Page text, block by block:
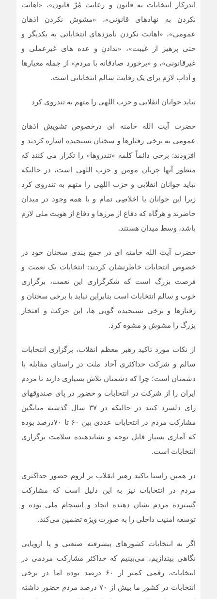
اندرکار انتخابات به قانون و رعایت مُرّ قانون»، «اهانت
نکردن به نهادهای قانونی»، «مشوش نکردن اذهان
عمومی»، «اهانت نکردن نامزدهای انتخاباتی به یکدیگر و
حتی پرهیز از غیبت»، «ندادنِ و عده های غیرعملی و
غیرقانونی»، و «برخورد صادقانه با مردم» از جمله معیارها
و آداب لازم برای یک رقابت سالم انتخاباتی است.
نباید جوانان انقلابی و حزب اللهی را متهم به تندروی کرد
حضرت آیت الله خامنه ای درخصوص تشویش اذهان
عمومی به برخی رفتارها و سخنان نسنجیده اشاره کردند و
افزودند: برخی دائماً کلمه «تندروها» را تکرار می کنند که
منظور آنها جریان مومن و حزب اللهی است، در حالیکه
نباید جوانان انقلابی و حزب اللهی را متهم به تندروی کرد
زیرا این جوانان با اخلاصِی تمام و با همه وجود در میدان
حاضرند و هرگاه که دفاع از مرزها و دفاع از هویت ملی لازم
باشد، وسط میدان هستند.
حضرت آیت الله خامنه ای در جمع بندی سخنان خود در
خصوص انتخابات خاطرنشان کردند: انتخابات یک نعمت و
فرصت بزرگ است که شکرگزاری این نعمت، برگزاری
خوب و سالم انتخابات است بنابراین نباید با برخی سخنان و
رفتارها و برخی نسنجیده گویی ها، این حرکت و افتخار
بزرگ را مشوش و مشوه کرد.
از نکات مورد تاکید رهبر معظم انقلاب، برگزاری انتخابات
سالم و شرکت حداکثری آحاد ملت در راستای مقابله با
دشمنان است؛ چرا که دشمنان تلاش بسیاری دارند تا مردم
ایران را از شرکت در انتخابات و حضور در پای صندوقهای
رای دلسرد کنند در حالیکه در ۳۷ سال گذشته میانگین
مشارکت مردم در انتخابات عددی بین ۶۰ تا ۷۰درصد بوده
که آماری بسیار قابل توجه و نشاندهنده سلامت برگزاری
انتخابات است.
در همین راستا تاکید رهبر انقلاب بر لزوم حضور حداکثری
مردم در انتخابات نیز به این دلیل است که مشارکت
گسترده مردم نشان دهنده اتحاد و انسجام ملی بوده و
توسعه امنیت داخلی را به صورت ویژه تضمین می‌کند.
اگر به انتخابات کشورهای پیشرفته صنعتی و یا اروپایی
نگاهی بیندازیم، می‌بینیم که حداکثر مشارکت مردمی در
انتخابات، رقمی کمتر از ۶۰ درصد بوده اما در برخی
انتخابات در کشور ما بیش از ۷۰ درصد مردم حضور داشته